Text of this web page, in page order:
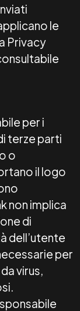
le
Privacy
per i
terze parti
o
il logo
non implica
di
dell’utente
per
virus,